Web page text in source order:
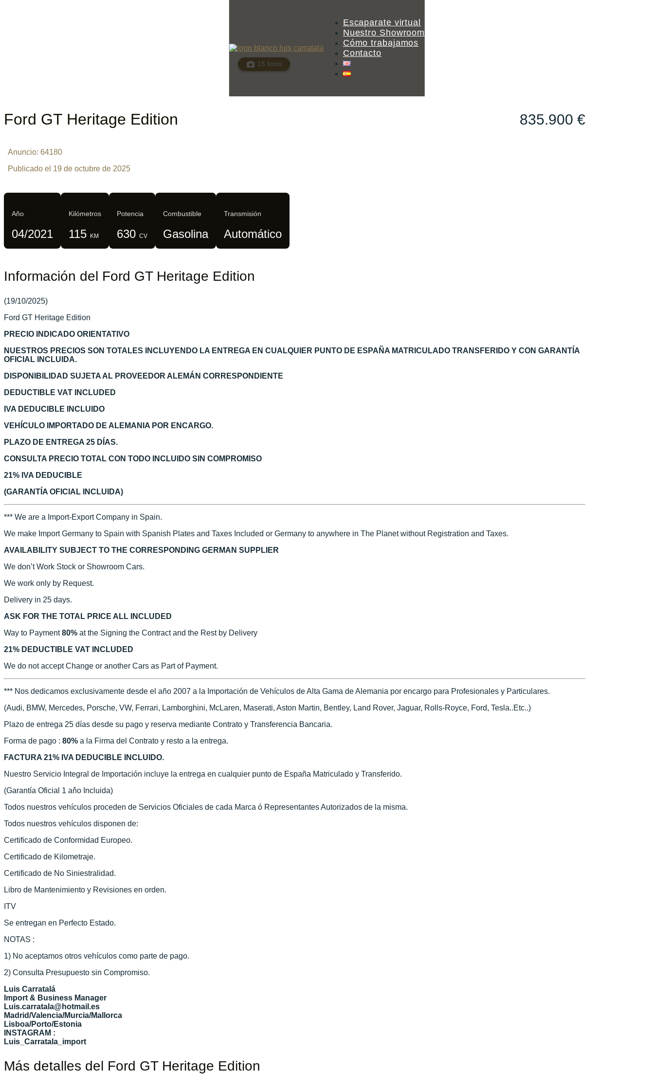
Escaparate virtual
Nuestro Showroom
Cómo trabajamos
Contacto
15 fotos
Ford GT Heritage Edition 835.900 €
Anuncio: 64180
Publicado el 19 de octubre de 2025
Año
04/2021
Kilómetros
115 KM
Potencia
630 CV
Combustible
Gasolina
Transmisión
Automático
Información del Ford GT Heritage Edition
(19/10/2025)
Ford GT Heritage Edition
PRECIO INDICADO ORIENTATIVO
NUESTROS PRECIOS SON TOTALES INCLUYENDO LA ENTREGA EN CUALQUIER PUNTO DE ESPAÑA MATRICULADO TRANSFERIDO Y CON GARANTÍA
OFICIAL INCLUIDA.
DISPONIBILIDAD SUJETA AL PROVEEDOR ALEMÁN CORRESPONDIENTE
DEDUCTIBLE VAT INCLUDED
IVA DEDUCIBLE INCLUIDO
VEHÍCULO IMPORTADO DE ALEMANIA POR ENCARGO.
PLAZO DE ENTREGA 25 DÍAS.
CONSULTA PRECIO TOTAL CON TODO INCLUIDO SIN COMPROMISO
21% IVA DEDUCIBLE
(GARANTÍA OFICIAL INCLUIDA)
*** We are a Import-Export Company in Spain.
We make Import Germany to Spain with Spanish Plates and Taxes Included or Germany to anywhere in The Planet without Registration and Taxes.
AVAILABILITY SUBJECT TO THE CORRESPONDING GERMAN SUPPLIER
We don’t Work Stock or Showroom Cars.
We work only by Request.
Delivery in 25 days.
ASK FOR THE TOTAL PRICE ALL INCLUDED
Way to Payment80% at the Signing the Contract and the Rest by Delivery
21% DEDUCTIBLE VAT INCLUDED
We do not accept Change or another Cars as Part of Payment.
*** Nos dedicamos exclusivamente desde el año 2007 a la Importación de Vehículos de Alta Gama de Alemania por encargo para Profesionales y Particulares.
(Audi, BMW, Mercedes, Porsche, VW, Ferrari, Lamborghini, McLaren, Maserati, Aston Martin, Bentley, Land Rover, Jaguar, Rolls-Royce, Ford, Tesla..Etc..)
Plazo de entrega 25 días desde su pago y reserva mediante Contrato y Transferencia Bancaria.
Forma de pago : 80% a la Firma del Contrato y resto a la entrega.
FACTURA 21% IVA DEDUCIBLE INCLUIDO.
Nuestro Servicio Integral de Importación incluye la entrega en cualquier punto de España Matriculado y Transferido.
(Garantía Oficial 1 aňo Incluida)
Todos nuestros vehículos proceden de Servicios Oficiales de cada Marca ó Representantes Autorizados de la misma.
Todos nuestros vehículos disponen de:
Certificado de Conformidad Europeo.
Certificado de Kilometraje.
Certificado de No Siniestralidad.
Libro de Mantenimiento y Revisiones en orden.
ITV
Se entregan en Perfecto Estado.
NOTAS :
1) No aceptamos otros vehículos como parte de pago.
2) Consulta Presupuesto sin Compromiso.
Luis Carratalá
Import & Business Manager
Luis.carratala@hotmail.es
Madrid/Valencia/Murcia/Mallorca
Lisboa/Porto/Estonia
INSTAGRAM :
Luis_Carratala_import
Más detalles del Ford GT Heritage Edition